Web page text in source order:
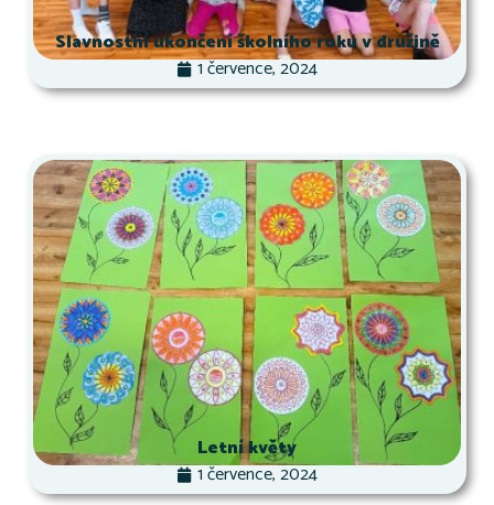
Slavnostní ukončení školního roku v družině
1 července, 2024
Letní květy
1 července, 2024